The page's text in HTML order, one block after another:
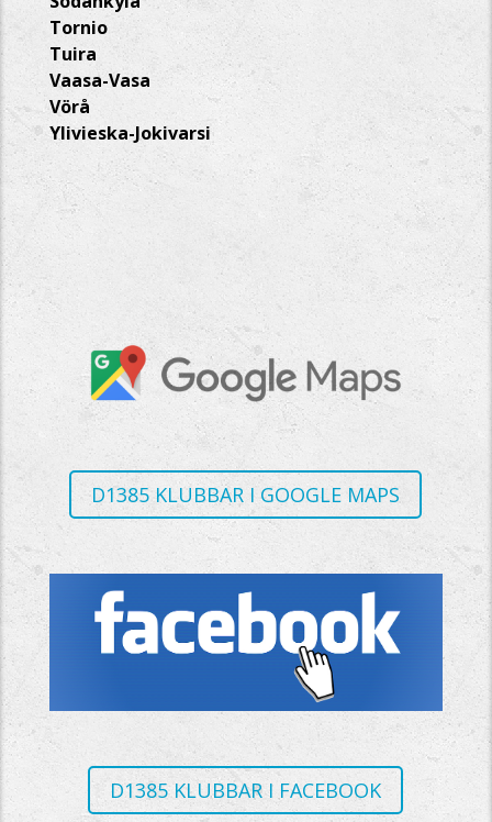
Tornio
Tuira
Vaasa-Vasa
Vörå
Ylivieska-Jokivarsi
D1385 KLUBBAR I GOOGLE MAPS
D1385 KLUBBAR I FACEBOOK